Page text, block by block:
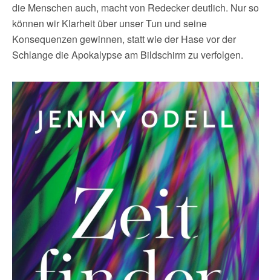
die Menschen auch, macht von Redecker deutlich. Nur so
können wir Klarheit über unser Tun und seine
Konsequenzen gewinnen, statt wie der Hase vor der
Schlange die Apokalypse am Bildschirm zu verfolgen.